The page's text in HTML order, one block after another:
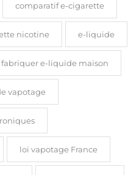
comparatif e-cigarette
nicotine e-liquide
fabriquer e-liquide maison
vapotage
loi vapotage France